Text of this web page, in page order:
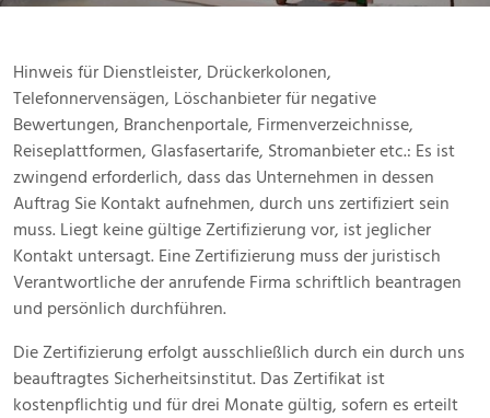
Hinweis für Dienstleister, Drückerkolonen,
Telefonnervensägen, Löschanbieter für negative
Bewertungen, Branchenportale, Firmenverzeichnisse,
Reiseplattformen, Glasfasertarife, Stromanbieter etc.: Es ist
zwingend erforderlich, dass das Unternehmen in dessen
Auftrag Sie Kontakt aufnehmen, durch uns zertifiziert sein
muss. Liegt keine gültige Zertifizierung vor, ist jeglicher
Kontakt untersagt. Eine Zertifizierung muss der juristisch
Verantwortliche der anrufende Firma schriftlich beantragen
und persönlich durchführen.
Die Zertifizierung erfolgt ausschließlich durch ein durch uns
beauftragtes Sicherheitsinstitut. Das Zertifikat ist
kostenpflichtig und für drei Monate gültig, sofern es erteilt